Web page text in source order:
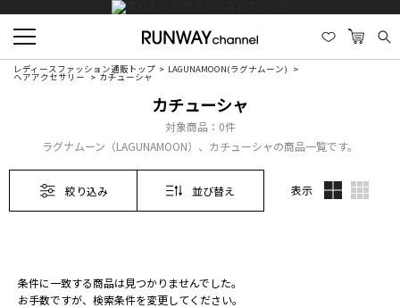
レディースファッション通販トップ LAGUNAMOON(ラグナムーン)
ヘアアクセサリー カチューシャ
カチューシャ
対象商品： 0件
ラグナムーン（LAGUNAMOON）、カチューシャの商品一覧です。
絞り込み 並び替え 表示
条件に一致する商品は見つかりませんでした。
お手数ですが、検索条件を変更してください。